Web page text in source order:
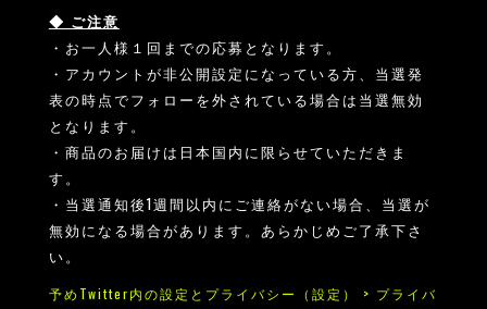
◆ ご注意
・お一人様１回までの応募となります。
・アカウントが非公開設定になっている方、当選発
表の時点でフォローを外されている場合は当選無効
となります。
・商品のお届けは日本国内に限らせていただきま
す。
・当選通知後1週間以内にご連絡がない場合、当選が
無効になる場合があります。あらかじめご了承下さ
い。
予めTwitter内の設定とプライバシー（設定） > プライバ